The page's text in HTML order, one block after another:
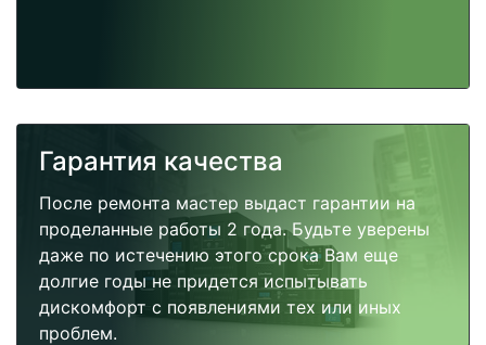
Гарантия качества
После ремонта мастер выдаст гарантии на
проделанные работы 2 года. Будьте уверены
даже по истечению этого срока Вам еще
долгие годы не придется испытывать
дискомфорт с появлениями тех или иных
проблем.